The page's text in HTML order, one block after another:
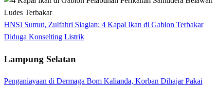
HNSI Sumut, Zulfahri Siagian: 4 Kapal Ikan di Gabion Terbakar
Diduga Konselting Listrik
Lampung Selatan
Penganiayaan di Dermaga Bom Kalianda, Korban Dihajar Pakai